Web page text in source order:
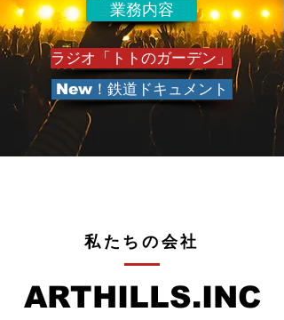
業務内容
ラジオ「トトのガーデン」
New！鉄道ドキュメント
​私たちの会社
ARTHILLS.INC​